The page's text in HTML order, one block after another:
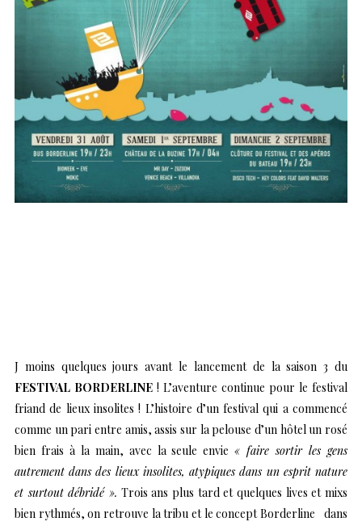
J moins quelques jours avant le lancement de la saison 3 du
FESTIVAL BORDERLINE ! L’aventure continue pour le festival
friand de lieux insolites ! L’histoire d’un festival qui a commencé
comme un pari entre amis, assis sur la pelouse d’un hôtel un rosé
bien frais à la main, avec la seule envie« faire sortir les gens
autrement dans des lieux insolites, atypiques dans un esprit nature
et surtout débridé ». Trois ans plus tard et quelques lives et mixs
bien rythmés, on retrouve la tribu et le concept Borderline dans